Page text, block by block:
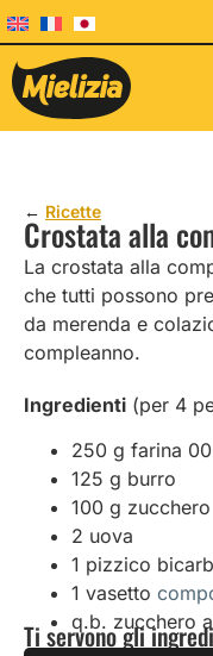
← Ricette
Crostata alla
La crostata alla
che tutti possono
da merenda e
compleanno.
Ingredienti (per 4
250 g farina 00
125 g burro
100 g zucchero
2 uova
1 pizzico
1 vasetto
q.b. zucchero
Ti servono gli